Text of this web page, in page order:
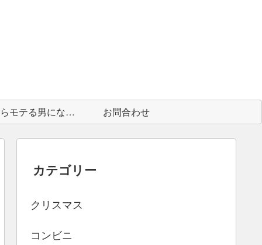
中身からモテる男になる為に お問合わせ
カテゴリー
クリスマス
コンビニ